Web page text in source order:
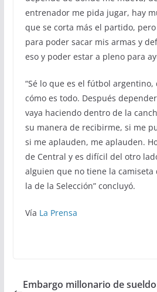
entrenador me pida jugar, hay
que se corta más el partido,
para poder sacar mis armas y
eso y poder estar a pleno para
“Sé lo que es el fútbol argentino,
cómo es todo. Después
vaya haciendo dentro de la
su manera de recibirme, si me
si me aplauden, me aplauden.
de Central y es difícil del otro
alguien que no tiene la
la de la Selección” concluyó.
Vía La Prensa
Embargo millonario de